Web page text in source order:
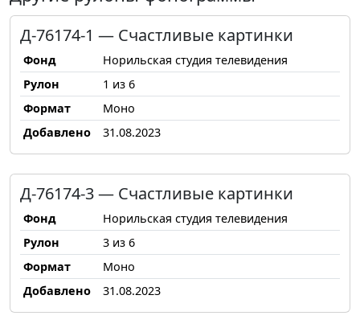
Д-76174-1 — Счастливые картинки
Фонд
Норильская студия телевидения
Рулон
1 из 6
Формат
Моно
Добавлено
31.08.2023
Д-76174-3 — Счастливые картинки
Фонд
Норильская студия телевидения
Рулон
3 из 6
Формат
Моно
Добавлено
31.08.2023